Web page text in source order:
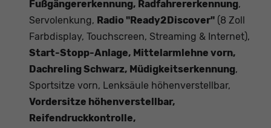
Fußgängererkennung, Radfahrererkennung,
Servolenkung, Radio "Ready2Discover" (8 Zoll
Farbdisplay, Touchscreen, Streaming & Internet),
Start-Stopp-Anlage, Mittelarmlehne vorn,
Dachreling Schwarz, Müdigkeitserkennung,
Sportsitze vorn, Lenksäule höhenverstellbar,
Vordersitze höhenverstellbar,
Reifendruckkontrolle,